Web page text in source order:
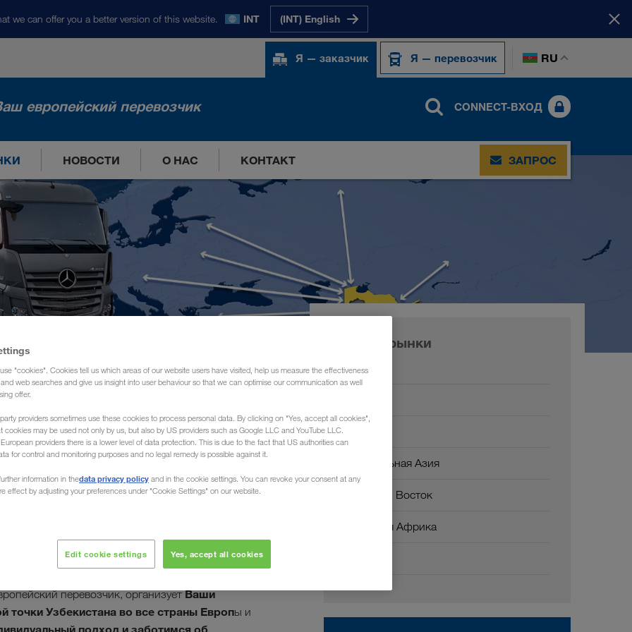
we can offer you a better version of this website. INT (INT) English
Я — заказчик Я — перевозчик RU
европейский перевозчик CONNECT-ВХОД
НОВОСТИ О НАС КОНТАКТ ЗАПРОС
(Доставка груза)
из Узбекистана
языке и организуют погрузку и разгрузку
Самарканде, Бухаре или Ургенче.
перевозчик, организуетВаши
точки Узбекистана во все страны Европы и
подход и заботимся об
Наши рынки
Европа
Центральная Азия
Ближний Восток
Северная Африка
"cookies". Cookies tell us which areas of our website users have visited, help us measure the effectiveness
web searches and give us insight into user behaviour so that we can optimise our communication as well
offer.
providers sometimes use these cookies to process personal data. By clicking on "Yes, accept all cookies",
cookies may be used not only by us, but also by US providers such as Google LLC and YouTube LLC.
providers there is a lower level of data protection. This is due to the fact that US authorities can
for control and monitoring purposes and no legal remedy is possible against it.
information in thedata privacy policy and in the cookie settings. You can revoke your consent at any
effect by adjusting your preferences under "Cookie Settings" on our website.
Edit cookie settings Yes, accept all cookies